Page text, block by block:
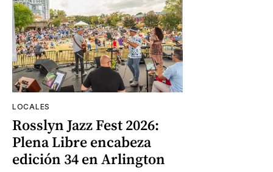
LOCALES
Rosslyn Jazz Fest 2026:
Plena Libre encabeza
edición 34 en Arlington